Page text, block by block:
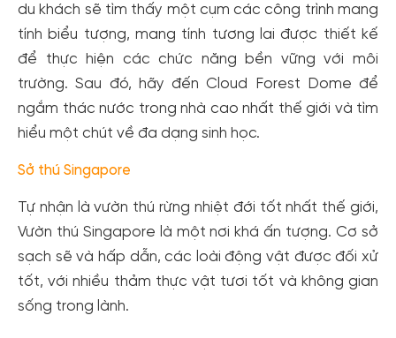
du khách sẽ tìm thấy một cụm các công trình mang
tính biểu tượng, mang tính tương lai được thiết kế
để thực hiện các chức năng bền vững với môi
trường. Sau đó, hãy đến Cloud Forest Dome để
ngắm thác nước trong nhà cao nhất thế giới và tìm
hiểu một chút về đa dạng sinh học.
Sở thú Singapore
Tự nhận là vườn thú rừng nhiệt đới tốt nhất thế giới,
Vườn thú Singapore là một nơi khá ấn tượng. Cơ sở
sạch sẽ và hấp dẫn, các loài động vật được đối xử
tốt, với nhiều thảm thực vật tươi tốt và không gian
sống trong lành.